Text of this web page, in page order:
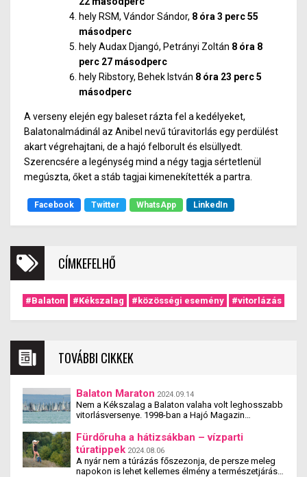
hely RSM, Vándor Sándor, 8 óra 3 perc 55
másodperc
hely Audax Djangó, Petrányi Zoltán 8 óra 8
perc 27 másodperc
hely Ribstory, Behek István 8 óra 23 perc 5
másodperc
A verseny elején egy baleset rázta fel a kedélyeket,
Balatonalmádinál az Anibel nevű túravitorlás egy perdülést
akart végrehajtani, de a hajó felborult és elsüllyedt.
Szerencsére a legénység mind a négy tagja sértetlenül
megúszta, őket a stáb tagjai kimenekítették a partra.
Facebook Twitter WhatsApp LinkedIn
CÍMKEFELHŐ
#Balaton #Kékszalag #közösségi esemény #vitorlázás
TOVÁBBI CIKKEK
Balaton Maraton 2024.09.14
Nem a Kékszalag a Balaton valaha volt leghosszabb
vitorlásversenye. 1998-ban a Hajó Magazin
magában foglaló Kent-Balaton Maraton versenyt. Itt
nemcsak elindult 14 hajó, de 12 közülük be is fejezte
a versenyt. A verseny még több kiadást megélt, de
mára kihunyt a lelkesedés. Kár érte.
Fürdőruha a hátizsákban – vízparti
túratippek 2024.08.06
A nyár nem a túrázás főszezonja, de persze meleg
napokon is lehet kellemes élmény a természetjárás,